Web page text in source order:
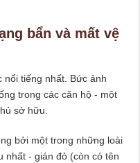
bẩn và mất vệ
nổi tiếng nhất. Bức ảnh
trong các căn hộ - một
sở hữu.
bởi một trong những loài
nhất - gián đỏ (còn có tên